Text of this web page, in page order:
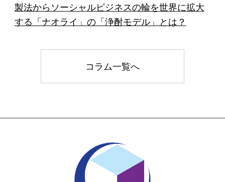
製法からソーシャルビジネスの輪を世界に拡大
する「ナオライ」の「浄酎モデル」とは？
コラム一覧へ